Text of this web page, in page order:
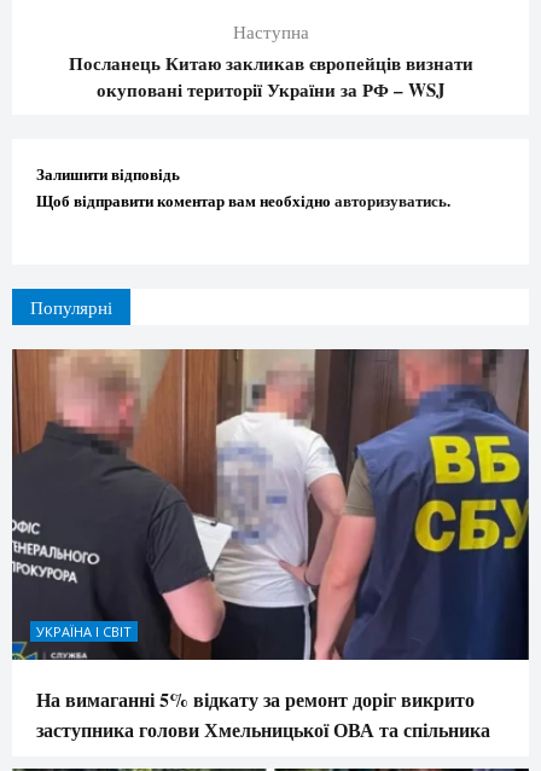
Наступна
Посланець Китаю закликав європейців визнати
окуповані території України за РФ – WSJ
Залишити відповідь
Щоб відправити коментар вам необхідно авторизуватись.
Популярні
УКРАЇНА І СВІТ
На вимаганні 5% відкату за ремонт доріг викрито
заступника голови Хмельницької ОВА та спільника